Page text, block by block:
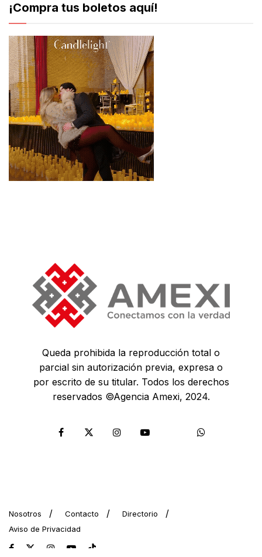
¡Compra tus boletos aquí!
Queda prohibida la reproducción total o
parcial sin autorización previa, expresa o
por escrito de su titular. Todos los derechos
reservados ©Agencia Amexi, 2024.
Nosotros Contacto
Directorio
Aviso de Privacidad